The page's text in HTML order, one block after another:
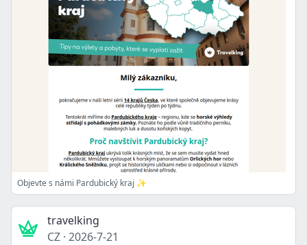
Objevte s námi Pardubický kraj ✨
travelking
CZ · 2026-7-21